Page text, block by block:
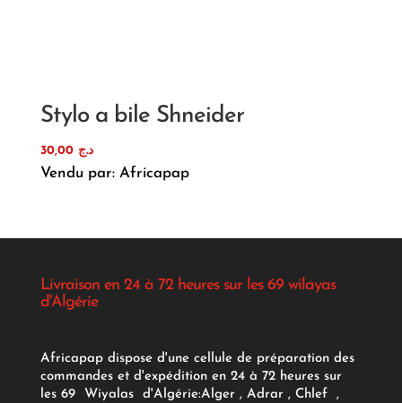
Stylo a bile Shneider
د.ج 30,00
Vendu par: Africapap
Livraison en 24 à 72 heures sur les 69 wilayas
d'Algérie
Africapap dispose d'une cellule de préparation des
commandes et d'expédition en 24 à 72 heures sur
les 69 Wiyalas d'Algérie:Alger , Adrar, Chlef ,